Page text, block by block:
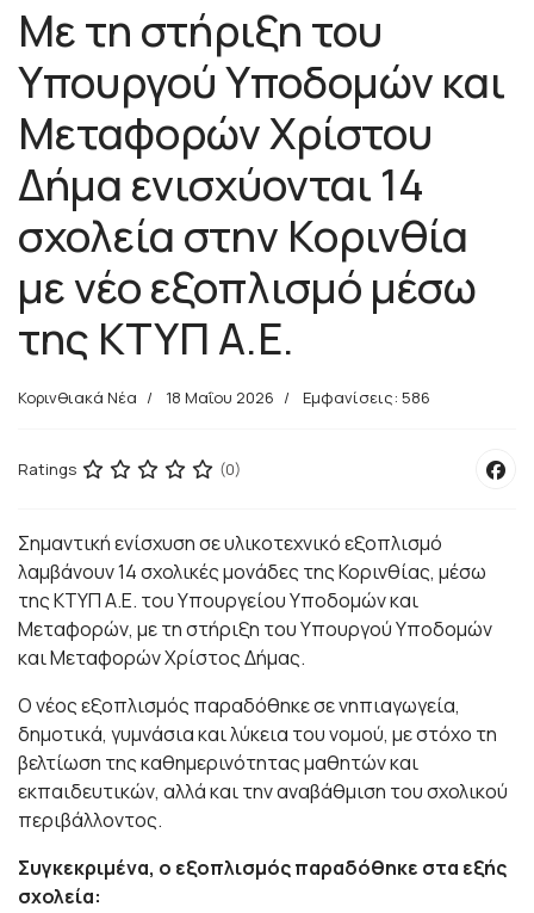
Με τη στήριξη του
Υπουργού Υποδομών και
Μεταφορών Χρίστου
Δήμα ενισχύονται 14
σχολεία στην Κορινθία
με νέο εξοπλισμό μέσω
της ΚΤΥΠ Α.Ε.
Κορινθιακά Νέα 18 Μαΐου 2026 Εμφανίσεις: 586
Ratings (0)
Σημαντική ενίσχυση σε υλικοτεχνικό εξοπλισμό
λαμβάνουν 14 σχολικές μονάδες της Κορινθίας, μέσω
της ΚΤΥΠ Α.Ε. του Υπουργείου Υποδομών και
Μεταφορών, με τη στήριξη του Υπουργού Υποδομών
και Μεταφορών Χρίστος Δήμας.
Ο νέος εξοπλισμός παραδόθηκε σε νηπιαγωγεία,
δημοτικά, γυμνάσια και λύκεια του νομού, με στόχο τη
βελτίωση της καθημερινότητας μαθητών και
εκπαιδευτικών, αλλά και την αναβάθμιση του σχολικού
περιβάλλοντος.
Συγκεκριμένα, ο εξοπλισμός παραδόθηκε στα εξής
σχολεία: